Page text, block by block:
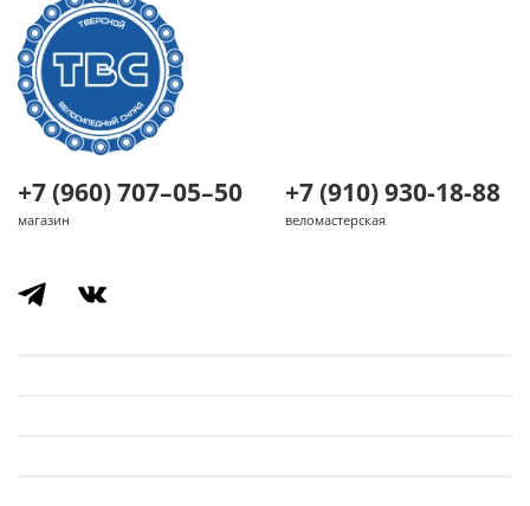
+7 (960) 707–05–50
магазин
+7 (910) 930-18-88
веломастерская